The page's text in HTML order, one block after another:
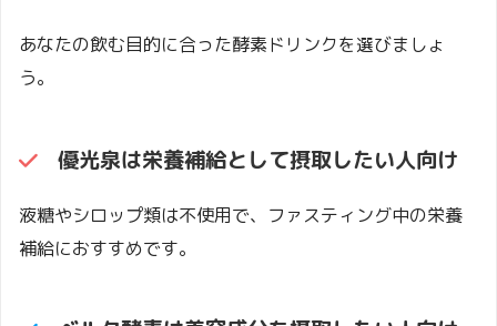
あなたの飲む目的に合った酵素ドリンクを選びましょ
う。
優光泉は栄養補給として摂取したい人向け
液糖やシロップ類は不使用で、ファスティング中の栄養
補給におすすめです。